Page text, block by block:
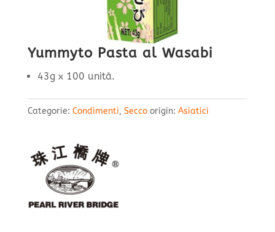
Yummyto Pasta al Wasabi
43g x 100 unità.
Categorie: Condimenti, Secco origin: Asiatici